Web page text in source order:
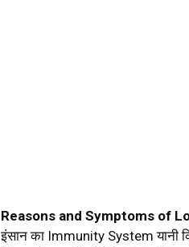
Reasons and Symptoms of
इंसान का Immunity System यानी